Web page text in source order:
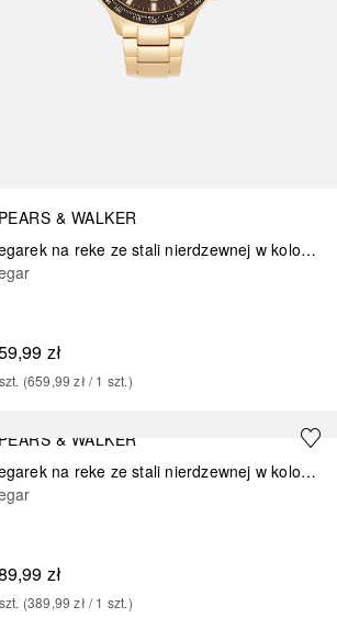
& WALKER
Zegarek na reke ze stali nierdzewnej w kolorze zlotym
zł
szt. (659,99 zł / 1 szt.)
& WALKER
Zegarek na reke ze stali nierdzewnej w kolorze srebrno/rozowym
zł
szt. (389,99 zł / 1 szt.)